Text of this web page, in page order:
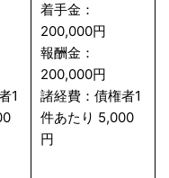
1
着手金：
200,000円
報酬金：
200,000円
諸経費：債権者1
件あたり 5,000
円